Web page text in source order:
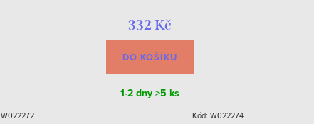
W022272
332 Kč
DO KOŠÍKU
1-2 dny>5 ks
Kód: W022274